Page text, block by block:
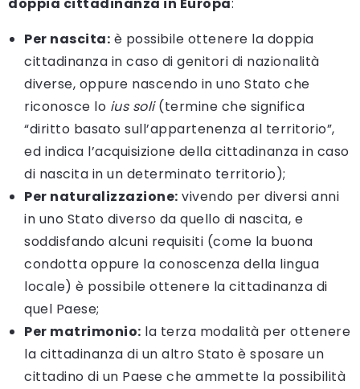
doppia cittadinanza in Europa:
Per nascita: è possibile ottenere la doppia
cittadinanza in caso di genitori di nazionalità
diverse, oppure nascendo in uno Stato che
riconosce lo ius soli(termine che significa
“diritto basato sull’appartenenza al territorio”,
ed indica l’acquisizione della cittadinanza in caso
di nascita in un determinato territorio);
Per naturalizzazione: vivendo per diversi anni
in uno Stato diverso da quello di nascita, e
soddisfando alcuni requisiti (come la buona
condotta oppure la conoscenza della lingua
locale) è possibile ottenere la cittadinanza di
quel Paese;
Per matrimonio: la terza modalità per ottenere
la cittadinanza di un altro Stato è sposare un
cittadino di un Paese che ammette la possibilità